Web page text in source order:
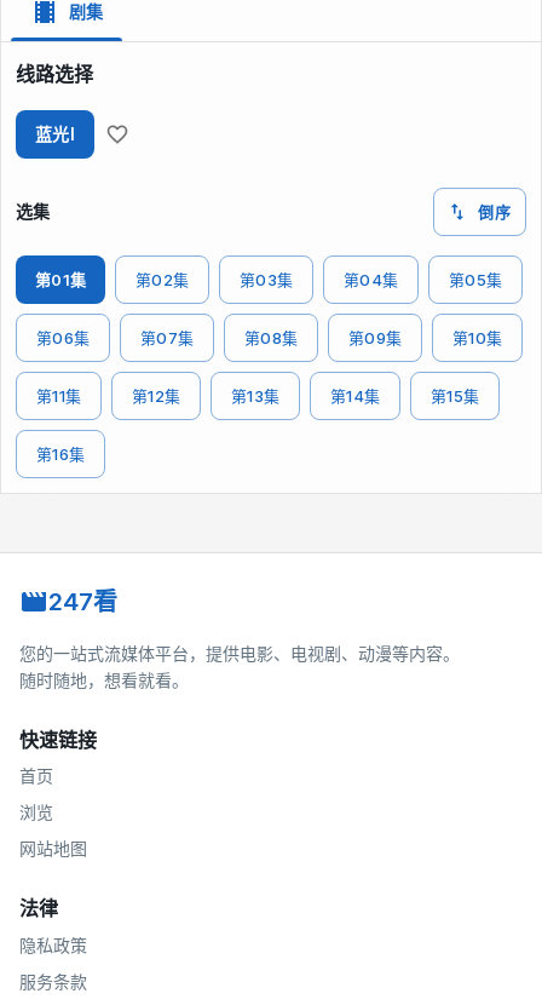
剧集
线路选择
蓝光I
选集 倒序
第01集 第02集 第03集 第04集 第05集
第06集 第07集 第08集 第09集 第10集
第11集 第12集 第13集 第14集 第15集
第16集
247看
您的一站式流媒体平台，提供电影、电视剧、动漫等内容。
随时随地，想看就看。
快速链接
首页
浏览
网站地图
法律
隐私政策
服务条款